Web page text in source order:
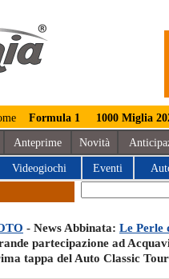
Formula 1 1000 Miglia
Anteprime Novità
Videogiochi Eventi
- News Abbinata: Le Perle
partecipazione ad
tappa del Auto Classic Tour